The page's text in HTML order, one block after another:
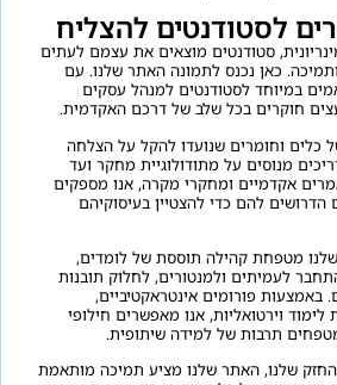
לסטודנטים להצליח
סטודנטים מוצאים את עצמם לעתים
כאן נכנס לתמונה האתר שלנו. עם
במיוחד לסטודנטים למנהל עסקים
חוקרים בכל שלב של דרכם האקדמית.
כלים וחומרים שנועדו להקל על הצלחה
מנוסים על מתודולוגיית מחקר ועד
אקדמיים ומחקרי מקרה, אנו מספקים
להם כדי להצטיין בעיסוקיהם
מטפחת קהילה תוססת של לומדים,
לעמיתים ולמנטורים, לחלוק תובנות
באמצעות פורומים אינטראקטיביים,
לימוד וירטואליות, אנו מאפשרים חילופי
תרבות של למידה שיתופית.
שלנו, האתר שלנו מציע תמיכה מותאמת